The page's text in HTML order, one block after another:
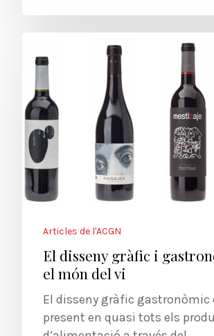
Articles de l'ACGN
El disseny gràfic i
el món del vi
El disseny gràfic gastronòmic
present en quasi tots els